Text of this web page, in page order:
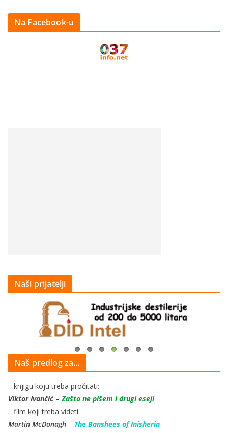
Na Facebook-u
Naši prijatelji
Naš predlog za…
…knjigu koju treba pročitati:
Viktor Ivančić–Zašto ne pišem i drugi eseji
…film koji treba videti:
Martin McDonagh – The Banshees of Inisherin